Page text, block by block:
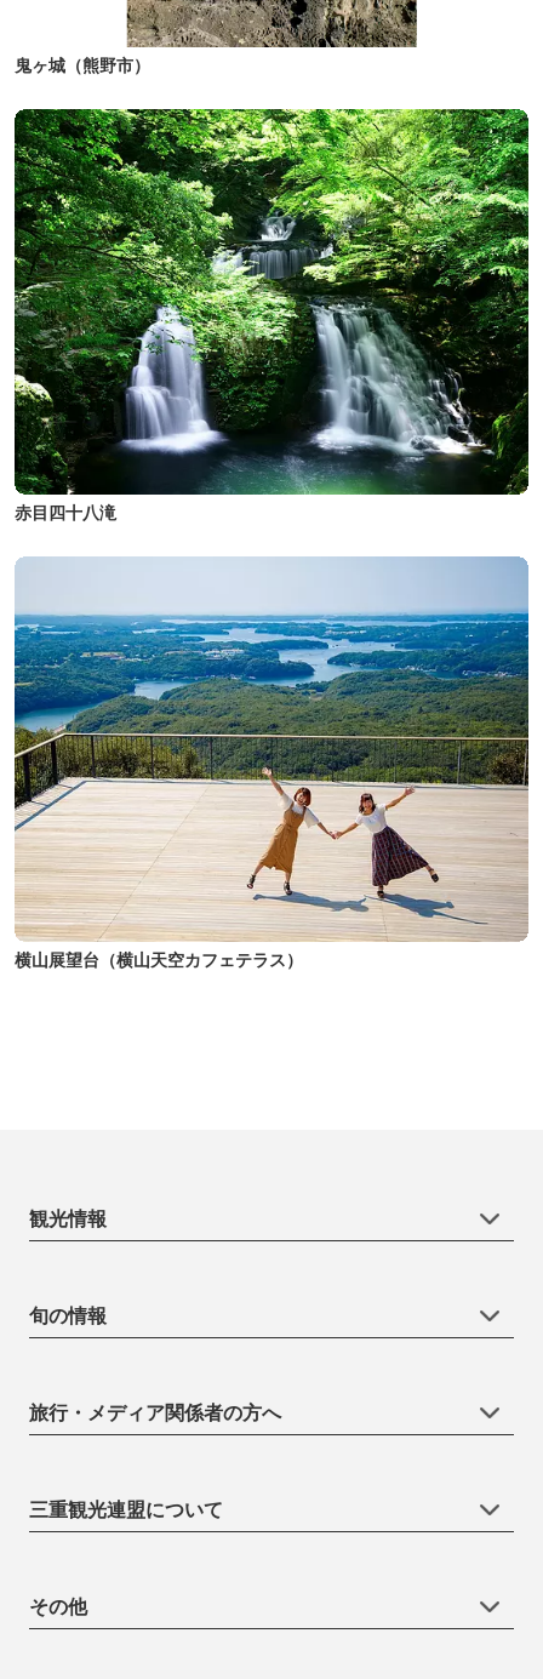
鬼ヶ城（熊野市）
赤目四十八滝
横山展望台（横山天空カフェテラス）
観光情報
旬の情報
旅行・メディア関係者の方へ
三重観光連盟について
その他